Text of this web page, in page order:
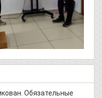
Обязательные